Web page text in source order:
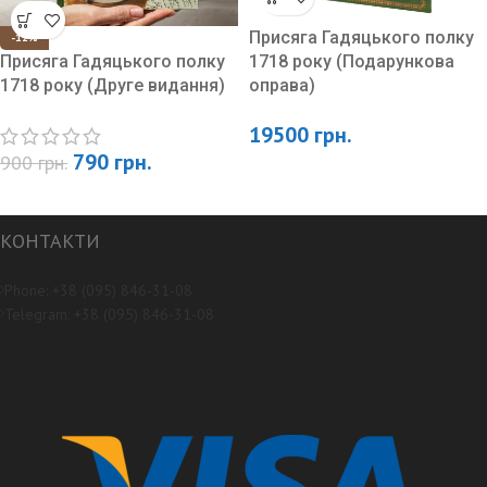
-12%
Присяга Гадяцького полку
1718 року (Друге видання)
900грн. 790 грн.
Присяга Гадяцького полку
1718 року (Подарункова
оправа)
19500 грн.
КОНТАКТИ